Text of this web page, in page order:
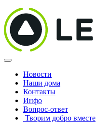
Новости
Наши дома
Контакты
Инфо
Вопрос-ответ
Творим добро вместе